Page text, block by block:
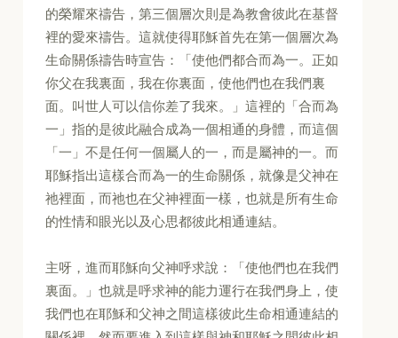
的榮耀來禱告，第三個層次則是為教會彼此在基督
裡的愛來禱告。這就使得耶穌首先在第一個層次為
生命關係禱告時宣告：「使他們都合而為一。正如
你父在我裏面，我在你裏面，使他們也在我們裏
面。叫世人可以信你差了我來。」這裡的「合而為
一」指的是彼此融合成為一個相通的身體，而這個
「一」不是任何一個屬人的一，而是屬神的一。而
耶穌指出這樣合而為一的生命關係，就像是父神在
祂裡面，而祂也在父神裡面一樣，也就是所有生命
的性情和眼光以及心思都彼此相通連結。
主呀，進而耶穌向父神呼求說：「使他們也在我們
裏面。」也就是呼求神的能力運行在我們身上，使
我們也在耶穌和父神之間這樣彼此生命相通連結的